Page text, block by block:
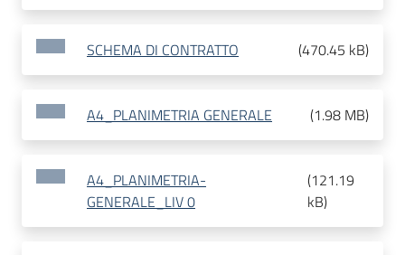
SCHEMA DI CONTRATTO (470.45 kB)
A4_PLANIMETRIA GENERALE (1.98 MB)
A4_PLANIMETRIA-
GENERALE_LIV 0
(121.19
kB)